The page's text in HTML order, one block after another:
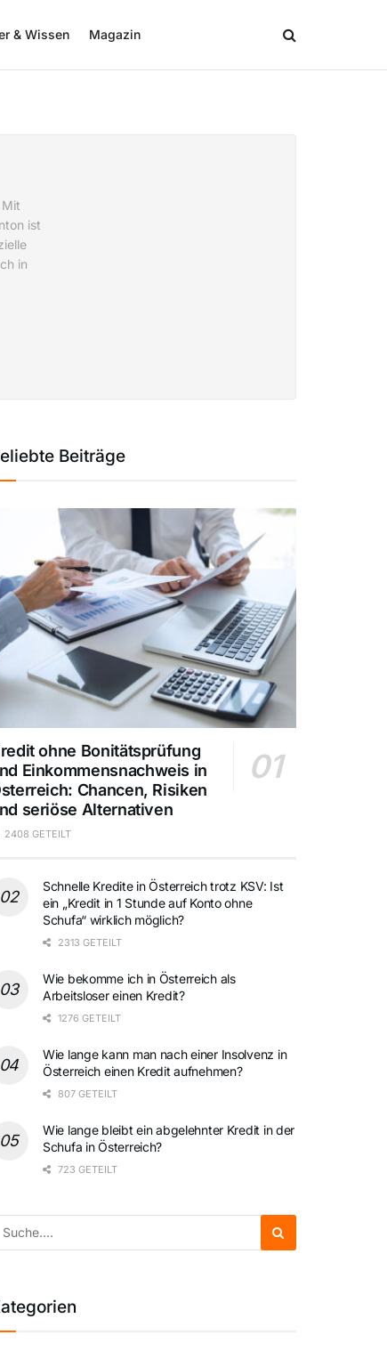
& Wissen Magazin
ist
in
Beiträge
ohne Bonitätsprüfung
Einkommensnachweis in
Chancen, Risiken
seriöse Alternativen
2408 GETEILT
Schnelle Kredite in Österreich trotz KSV: Ist
ein „Kredit in 1 Stunde auf Konto ohne
Schufa“ wirklich möglich?
2313 GETEILT
Wie bekomme ich in Österreich als
Arbeitsloser einen Kredit?
1276 GETEILT
Wie lange kann man nach einer Insolvenz in
Österreich einen Kredit aufnehmen?
807 GETEILT
Wie lange bleibt ein abgelehnter Kredit in der
Schufa in Österreich?
723 GETEILT